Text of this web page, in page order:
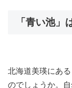
「青い池」
北海道美瑛にある
のでしょうか。